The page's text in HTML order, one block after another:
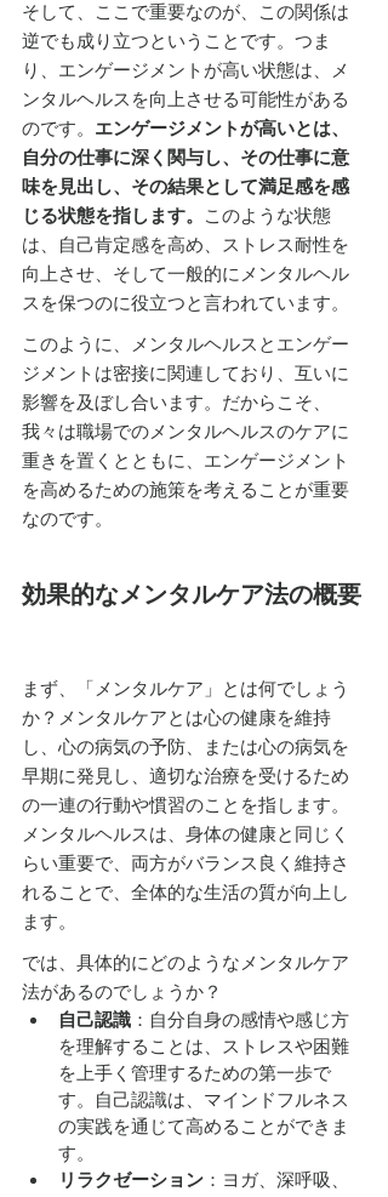
そして、ここで重要なのが、この関係は
逆でも成り立つということです。つま
り、エンゲージメントが高い状態は、メ
ンタルヘルスを向上させる可能性がある
のです。 エンゲージメントが高いとは、
自分の仕事に深く関与し、その仕事に意
味を見出し、その結果として満足感を感
じる状態を指します。
このような状態
は、自己肯定感を高め、ストレス耐性を
向上させ、そして一般的にメンタルヘル
スを保つのに役立つと言われています。
このように、メンタルヘルスとエンゲー
ジメントは密接に関連しており、互いに
影響を及ぼし合います。だからこそ、
我々は職場でのメンタルヘルスのケアに
重きを置くとともに、エンゲージメント
を高めるための施策を考えることが重要
なのです。
効果的なメンタルケア法の概要
まず、「メンタルケア」とは何でしょう
か？メンタルケアとは心の健康を維持
し、心の病気の予防、または心の病気を
早期に発見し、適切な治療を受けるため
の一連の行動や慣習のことを指します。
メンタルヘルスは、身体の健康と同じく
らい重要で、両方がバランス良く維持さ
れることで、全体的な生活の質が向上し
ます。
では、具体的にどのようなメンタルケア
法があるのでしょうか？
自己認識 ：自分自身の感情や感じ方
を理解することは、ストレスや困難
を上手く管理するための第一歩で
す。自己認識は、マインドフルネス
の実践を通じて高めることができま
す。
リラクゼーション ：ヨガ、深呼吸、